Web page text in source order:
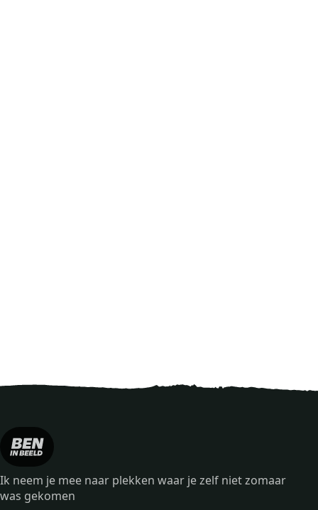
Ik neem je mee naar plekken waar je zelf niet zomaar
was gekomen